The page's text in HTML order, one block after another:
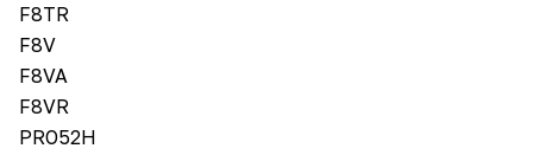
F8TR
F8V
F8VA
F8VR
PRO52H